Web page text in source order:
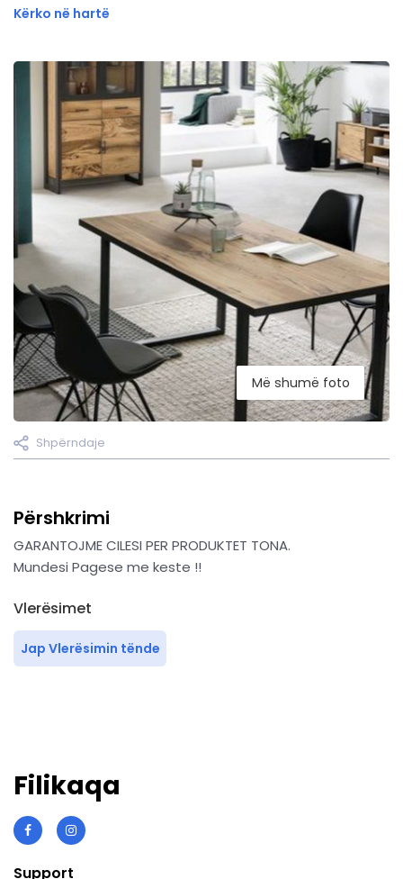
Më shumë foto
Shpërndaje
Përshkrimi
GARANTOJME CILESI PER PRODUKTET TONA.
Mundesi Pagese me keste !!
Vlerësimet
Jap Vlerësimin tënde
Kërko në hartë
Filikaqa
Support